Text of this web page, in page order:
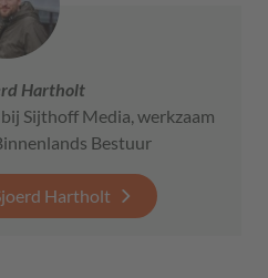
Hartholt
Sijthoff Media, werkzaam
Bestuur
Hartholt